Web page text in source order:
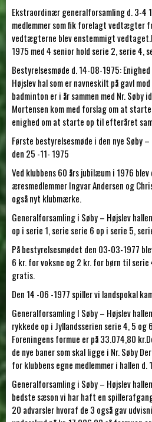
Ekstraordinær generalforsamling d. 3-4
medlemmer som fik forelagt vedtægter
vedtægterne blev enstemmigt
1975 med 4 senior hold serie 2, serie 4,
Bestyrelsesmøde d. 14-08-1975:
Højslev hal som er navneskilt på gavl
badminton er i år sammen med Nr. Søby
Mortensen kom med forslag om at
enighed om at starte op til efteråret
Første bestyrelsesmøde i den nye Søby
den 25 -11- 1975
Ved klubbens 60 års jubilæum i 1976
æresmedlemmer Ingvar Andersen og
også nyt klubmærke.
Generalforsamling i Søby – Højslev
op i serie 1, serie serie 6 op i serie 5,
På bestyrelsesmødet den 03-03-1977
6 kr. for voksne og 2 kr. for børn til serie
gratis.
Den 14 -06 -1977 spiller vi landspokal
Generalforsamling I Søby – Højslev
rykkede op i Jyllandsserien serie 4, 5
Foreningens formue er på 33.074,80
de nye baner som skal ligge i Nr. Søby
for klubbens egne medlemmer i hallen d.
Generalforsamling i Søby – Højslev
bedste sæson vi har haft en
20 advarsler hvoraf de 3 også gav